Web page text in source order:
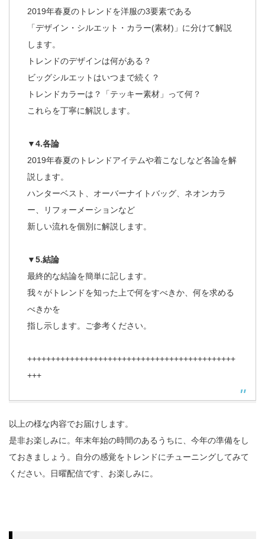
2019年春夏のトレンドを洋服の3要素である
「デザイン・シルエット・カラー(素材)」に分けて解説
します。
トレンドのデザインは何がある？
ビッグシルエットはいつまで続く？
トレンドカラーは？「テッキー素材」って何？
これらを丁寧に解説します。
▼4.各論
2019年春夏のトレンドアイテムや着こなしなど各論を解
説します。
ハンターベスト、オーバーナイトバッグ、ネオンカラ
ー、リフォーメーションなど
新しい流れを個別に解説します。
▼5.結論
最終的な結論を簡単に記します。
我々がトレンドを知った上で何をすべきか、何を求める
べきかを
指し示します。ご参考ください。
++++++++++++++++++++++++++++++++++++++++++++
+++
以上の様な内容でお届けします。
是非お楽しみに。年末年始の時間のあるうちに、今年の準備をし
ておきましょう。自分の感覚をトレンドにチューニングしてみて
ください。日曜配信です、お楽しみに。